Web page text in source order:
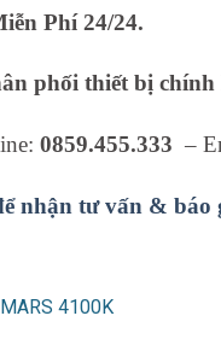
Phí 24/24.
phối thiết bị
0859.455.333 –
nhận tư vấn & báo
4100K